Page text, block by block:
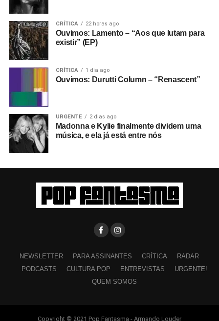
CRÍTICA 22 horas ago
Ouvimos: Lamento – “Aos que lutam para
existir” (EP)
CRÍTICA 1 dia ago
Ouvimos: Durutti Column – “Renascent”
URGENTE 2 dias ago
Madonna e Kylie finalmente dividem uma
música, e ela já está entre nós
NEWSLETTER PARA ASSINANTES CRÍTICA
RADAR
PODCASTS
CULTURA POP ENTREVISTAS
URGENTE!
QUEM SOMOS
Copyright © 2021 Pop Fantasma - Armando Louder